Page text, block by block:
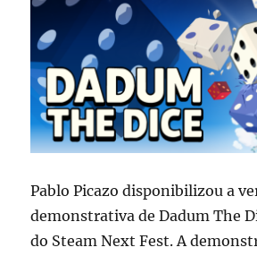
Pablo Picazo disponibilizou a
demonstrativa de Dadum The
do Steam Next Fest. A